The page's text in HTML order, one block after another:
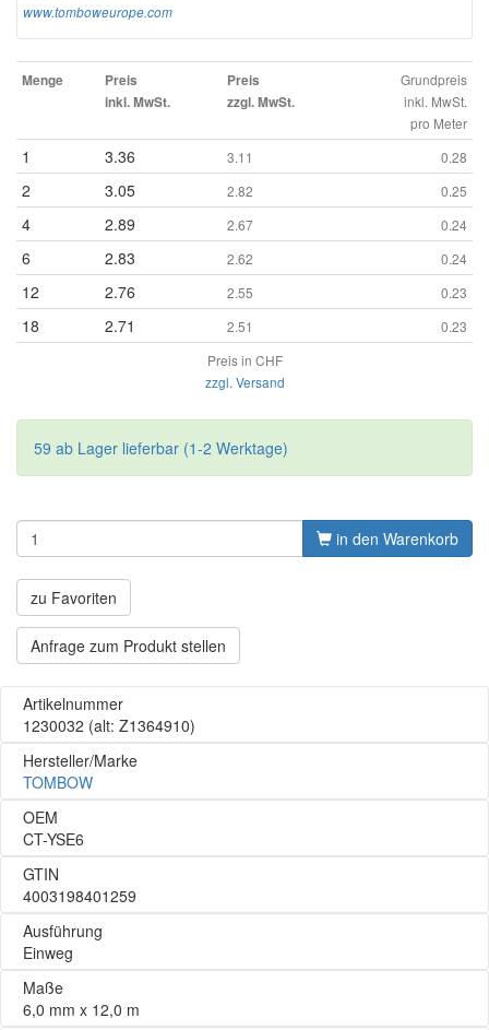
www.tomboweurope.com
Menge
Preis
inkl. MwSt.
Preis
zzgl. MwSt.
Grundpreis
inkl. MwSt.
pro Meter
1 3.36 3.11 0.28
2 3.05 2.82 0.25
4 2.89 2.67 0.24
6 2.83 2.62 0.24
12 2.76 2.55 0.23
18 2.71 2.51
0.23
Preis in CHF
zzgl. Versand
59 ab Lager lieferbar (1-2 Werktage)
in den Warenkorb
zu Favoriten
Anfrage zum Produkt stellen
Artikelnummer
1230032 (alt: Z1364910)
Hersteller/Marke
TOMBOW
OEM
CT-YSE6
GTIN
4003198401259
Ausführung
Einweg
Maße
6,0 mm x 12,0 m